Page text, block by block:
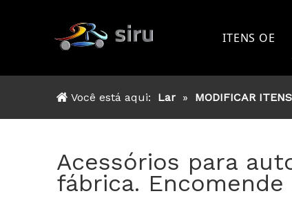
ITENS OE
FORD
ISUZU
Você está aqui: Lar » MODIFICAR ITENS
Acessórios para
fábrica. Encomende